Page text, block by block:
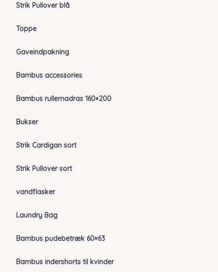
Strik Pullover blå
Toppe
Gaveindpakning
Bambus accessories
Bambus rullemadras 160×200
Bukser
Strik Cardigan sort
Strik Pullover sort
vandflasker
Laundry Bag
Bambus pudebetræk 60×63
Bambus indershorts til kvinder